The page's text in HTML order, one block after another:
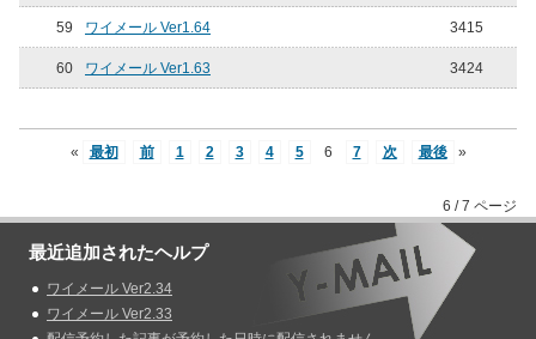
59 ワイメール Ver1.64 3415
60 ワイメール Ver1.63 3424
« 最初 前 1 2 3 4 5 6 7 次 最後 »
6 / 7 ページ
最近追加されたヘルプ
ワイメール Ver2.34
ワイメール Ver2.33